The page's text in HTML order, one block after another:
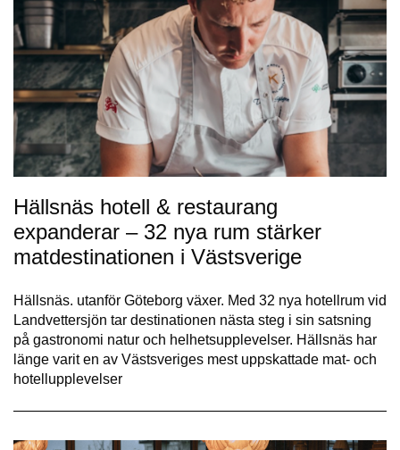
Hällsnäs hotell & restaurang
expanderar – 32 nya rum stärker
matdestinationen i Västsverige
Hällsnäs. utanför Göteborg växer. Med 32 nya hotellrum vid
Landvettersjön tar destinationen nästa steg i sin satsning
på gastronomi natur och helhetsupplevelser. Hällsnäs har
länge varit en av Västsveriges mest uppskattade mat- och
hotellupplevelser